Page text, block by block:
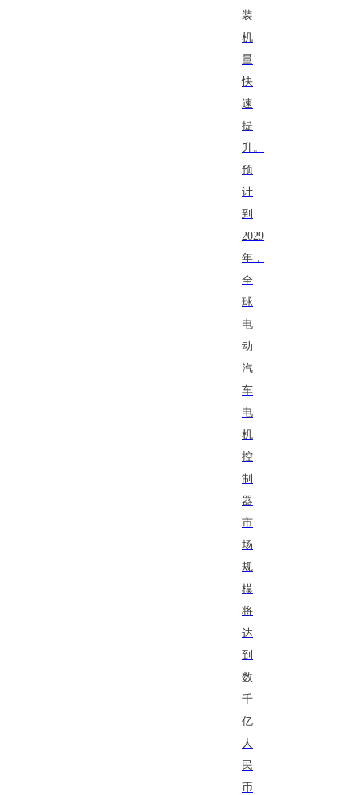
装
机
量
快
速
提
升。
预
计
到
2029
年，
全
球
电
动
汽
车
电
机
控
制
器
市
场
规
模
将
达
到
数
千
亿
人
民
币